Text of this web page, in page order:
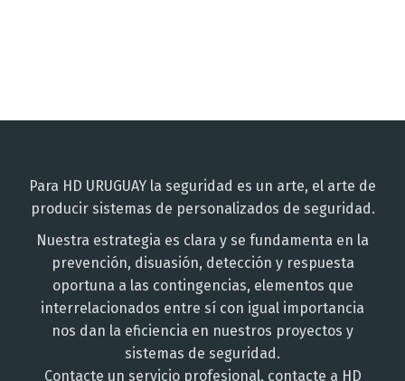
Para HD URUGUAY la seguridad es un arte, el arte de
producir sistemas de personalizados de seguridad.
Nuestra estrategia es clara y se fundamenta en la
prevención, disuasión, detección y respuesta
oportuna a las contingencias, elementos que
interrelacionados entre sí con igual importancia
nos dan la eficiencia en nuestros proyectos y
sistemas de seguridad.
Contacte un servicio profesional, contacte a HD